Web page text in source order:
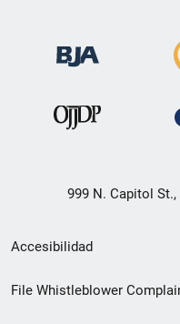
999 N. Capitol St.,
Menú
de
Accesibilidad
File Whistleblower